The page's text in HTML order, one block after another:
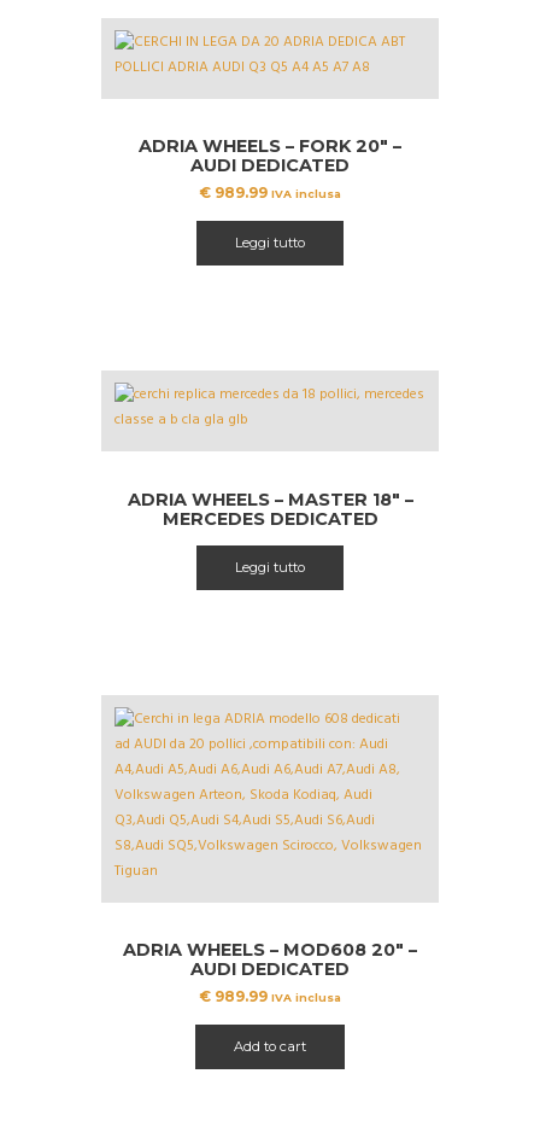
ADRIA WHEELS – FORK 20″ –
AUDI DEDICATED
€ 989.99 IVA inclusa
Leggi tutto
ADRIA WHEELS – MASTER 18″ –
MERCEDES DEDICATED
Leggi tutto
ADRIA WHEELS – MOD608 20″ –
AUDI DEDICATED
€ 989.99 IVA inclusa
Add to cart